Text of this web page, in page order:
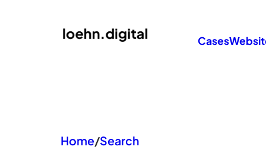
Cases
Home/Search